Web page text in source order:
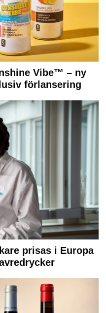
Vibe™ – ny
förlansering
prisas i Europa